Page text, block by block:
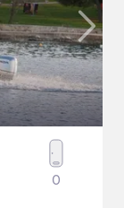
0